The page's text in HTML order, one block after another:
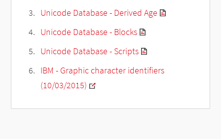
Unicode Database - Derived Age
Unicode Database - Blocks
Unicode Database - Scripts
IBM - Graphic character identifiers
(10/03/2015)